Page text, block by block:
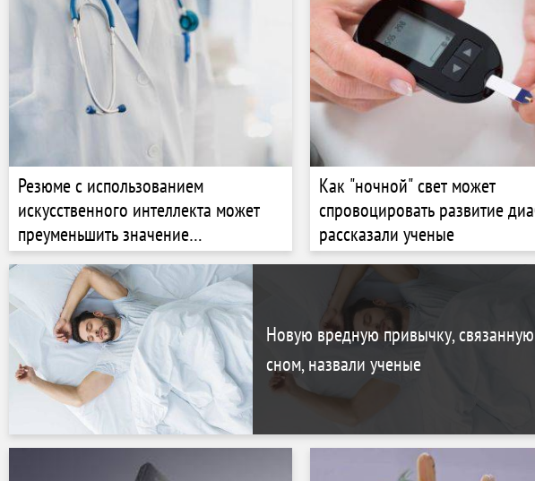
Резюме с использованием
искусственного интеллекта может
преуменьшить значение
медицинских проблем
Как "ночной" свет может
спровоцировать развитие
рассказали ученые
Новую вредную привычку,
сном, назвали ученые